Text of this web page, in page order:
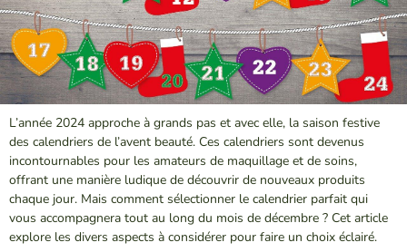
L’année 2024 approche à grands pas et avec elle, la saison festive
des calendriers de l’avent beauté. Ces calendriers sont devenus
incontournables pour les amateurs de maquillage et de soins,
offrant une manière ludique de découvrir de nouveaux produits
chaque jour. Mais comment sélectionner le calendrier parfait qui
vous accompagnera tout au long du mois de décembre ? Cet article
explore les divers aspects à considérer pour faire un choix éclairé.